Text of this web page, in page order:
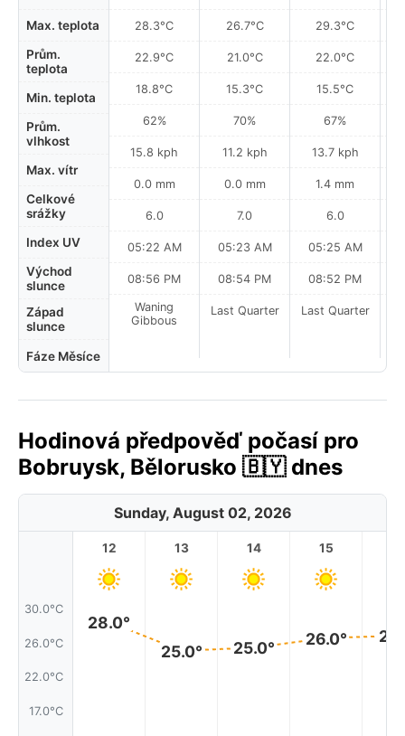
Max. teplota
Prům.
teplota
Min. teplota
Prům.
vlhkost
Max. vítr
Celkové
srážky
Index UV
Východ
slunce
Západ
slunce
Fáze Měsíce
28.3°C
22.9°C
18.8°C
62%
15.8 kph
0.0 mm
6.0
05:22 AM
08:56 PM
Waning
Gibbous
26.7°C
21.0°C
15.3°C
70%
11.2 kph
0.0 mm
7.0
05:23 AM
08:54 PM
Last Quarter
29.3°C
22.0°C
15.5°C
67%
13.7 kph
1.4 mm
6.0
05:25 AM
08:52 PM
Last Quarter
Hodinová předpověď počasí pro
Bobruysk, Bělorusko 🇧🇾 dnes
Sunday, August 02, 2026
30.0°C
26.0°C
22.0°C
17.0°C
12
28.0°
13
25.0°
14
25.0°
15
26.0°